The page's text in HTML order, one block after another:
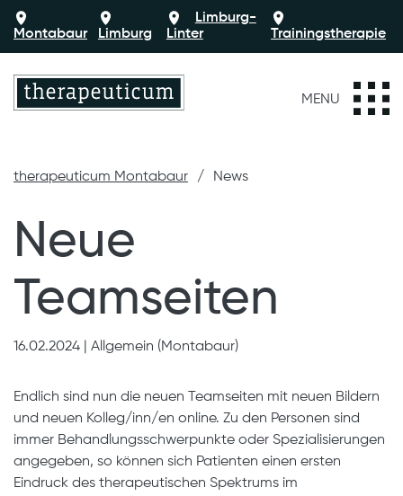
Montabaur Limburg
Limburg-
Linter
Trainingstherapie
MENU
therapeuticum Montabaur News
Neue
Teamseiten
16.02.2024 Allgemein (Montabaur)
Endlich sind nun die neuen Teamseiten mit neuen Bildern
und neuen Kolleg/inn/en online. Zu den Personen sind
immer Behandlungsschwerpunkte oder Spezialisierungen
angegeben, so können sich Patienten einen ersten
Eindruck des therapeutischen Spektrums im